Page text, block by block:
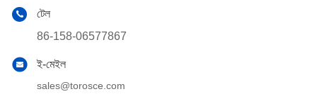
টেল
86-158-06577867
ই-মেইল
sales@torosce.com